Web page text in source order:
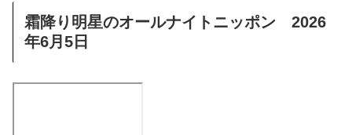
霜降り明星のオールナイトニッポン 2026
年6月5日